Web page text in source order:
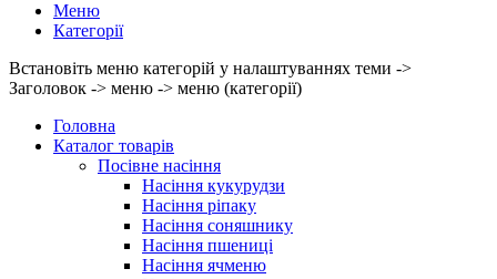
Меню
Категорії
Встановіть меню категорій у налаштуваннях теми ->
Заголовок -> меню -> меню (категорії)
Головна
Каталог товарів
Посівне насіння
Насіння кукурудзи
Насіння ріпаку
Насіння соняшнику
Насіння пшениці
Насіння ячменю